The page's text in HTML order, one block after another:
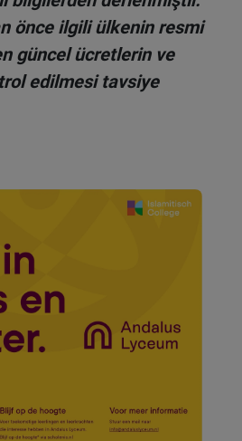
önce ilgili ülkenin resmi
güncel ücretlerin ve
edilmesi tavsiye